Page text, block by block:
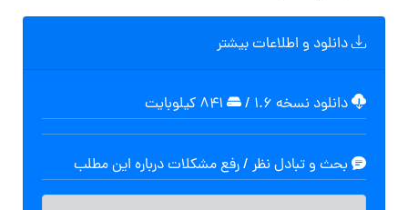
دانلود و اطلاعات بیشتر
دانلود نسخه ۱.۶ /
بحث و تبادل نظر / رفع مشکلات درباره این مطلب